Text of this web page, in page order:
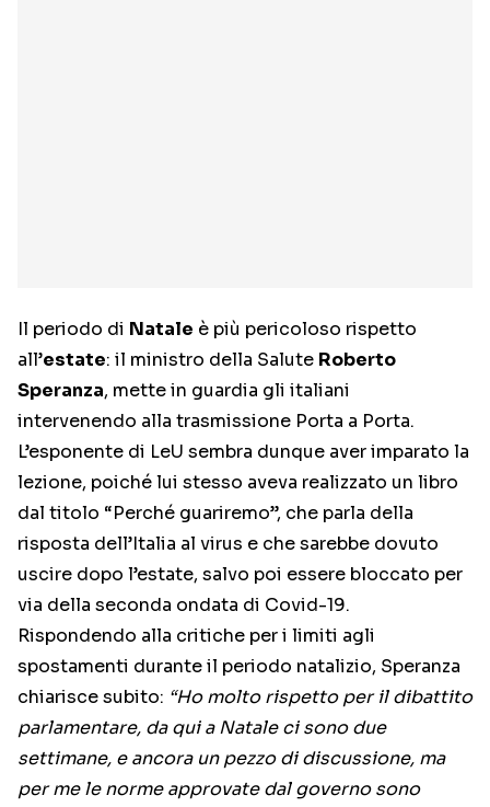
Il periodo di Natale è più pericoloso rispetto
all’estate: il ministro della Salute Roberto
Speranza, mette in guardia gli italiani
intervenendo alla trasmissione Porta a Porta.
L’esponente di LeU sembra dunque aver imparato la
lezione, poiché lui stesso aveva realizzato un libro
dal titolo “Perché guariremo”, che parla della
risposta dell’Italia al virus e che sarebbe dovuto
uscire dopo l’estate, salvo poi essere bloccato per
via della seconda ondata di Covid-19.
Rispondendo alla critiche per i limiti agli
spostamenti durante il periodo natalizio, Speranza
chiarisce subito: “Ho molto rispetto per il dibattito
parlamentare, da qui a Natale ci sono due
settimane, e ancora un pezzo di discussione, ma
per me le norme approvate dal governo sono